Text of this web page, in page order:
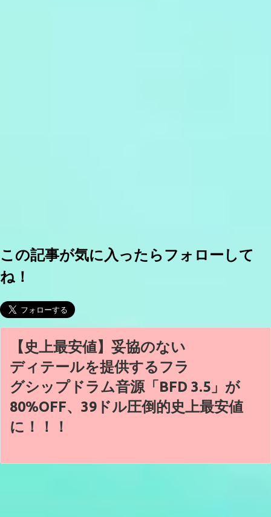
この記事が気に入ったらフォローして
ね！
【史上最安値】妥協のない
ディテールを提供するフラ
グシップドラム音源「BFD 3.5」が
80%OFF、39ドル圧倒的史上最安値
に！！！